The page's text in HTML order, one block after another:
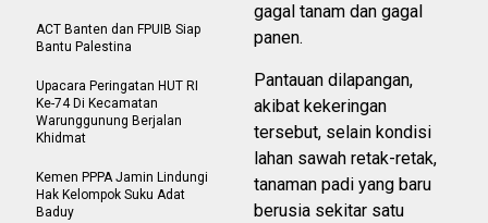
gagal tanam dan gagal
panen.
Pantauan dilapangan,
akibat kekeringan
tersebut, selain kondisi
lahan sawah retak-retak,
tanaman padi yang baru
berusia sekitar satu
ACT Banten dan FPUIB Siap
Bantu Palestina
Upacara Peringatan HUT RI
Ke-74 Di Kecamatan
Warunggunung Berjalan
Khidmat
Kemen PPPA Jamin Lindungi
Hak Kelompok Suku Adat
Baduy